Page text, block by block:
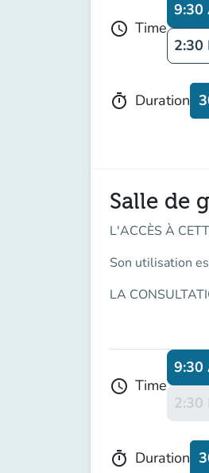
schedule Time
9:30
2:30
timer Duration
Salle de
L'ACCÈS À
Son utilisation
LA
schedule Time
9:30
2:30
timer Duration